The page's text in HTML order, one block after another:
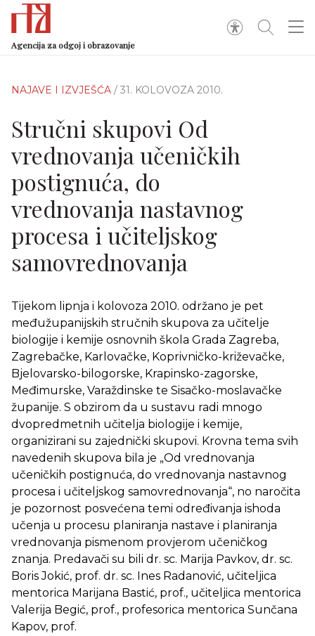
Agencija za odgoj i obrazovanje
NAJAVE I IZVJEŠĆA / 31. KOLOVOZA 2010.
Stručni skupovi Od
vrednovanja učeničkih
postignuća, do
vrednovanja nastavnog
procesa i učiteljskog
samovrednovanja
Tijekom lipnja i kolovoza 2010. održano je pet
međužupanijskih stručnih skupova za učitelje
biologije i kemije osnovnih škola Grada Zagreba,
Zagrebačke, Karlovačke, Koprivničko-križevačke,
Bjelovarsko-bilogorske, Krapinsko-zagorske,
Međimurske, Varaždinske te Sisačko-moslavačke
županije. S obzirom da u sustavu radi mnogo
dvopredmetnih učitelja biologije i kemije,
organizirani su zajednički skupovi. Krovna tema svih
navedenih skupova bila je „Od vrednovanja
učeničkih postignuća, do vrednovanja nastavnog
procesa i učiteljskog samovrednovanja“, no naročita
je pozornost posvećena temi određivanja ishoda
učenja u procesu planiranja nastave i planiranja
vrednovanja pismenom provjerom učeničkog
znanja. Predavači su bili dr. sc. Marija Pavkov, dr. sc.
Boris Jokić, prof. dr. sc. Ines Radanović, učiteljica
mentorica Marijana Bastić, prof., učiteljica mentorica
Valerija Begić, prof., profesorica mentorica Sunčana
Kapov, prof.